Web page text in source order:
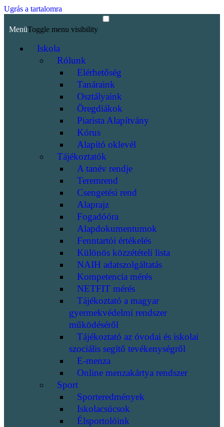
Ugrás a tartalomra
MenüToggle menu visibility
Iskola
Rólunk
Elérhetőség
Tanáraink
Osztályaink
Öregdiákok
Piarista Alapítvány
Kórus
Alapító oklevél
Tájékoztatók
A tanév rendje
Teremrend
Csengetési rend
Alaprajz
Fogadóóra
Alapdokumentumok
Fenntartói értékelés
Különös közzétételi lista
NAIH adatszolgáltatás
Kompetencia mérés
NETFIT mérés
Tájékoztató a magyar
gyermekvédelmi rendszer
működéséről
Tájékoztató az óvodai és iskolai
szociális segítő tevékenységről
E-menza
Online menzakártya rendszer
Sport
Sporteredmények
Iskolacsúcsok
Élsportolóink